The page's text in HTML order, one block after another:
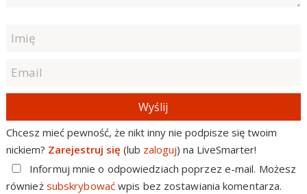
Wyślij
Chcesz mieć pewność, że nikt inny nie podpisze się twoim
nickiem? Zarejestruj się (lub zaloguj) na LiveSmarter!
Informuj mnie o odpowiedziach poprzez e-mail. Możesz
również subskrybowaćwpis bez zostawiania komentarza.